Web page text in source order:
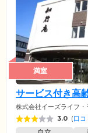
満室
サービス付き高
株式会社イーズライフ・
3.0 (口コ